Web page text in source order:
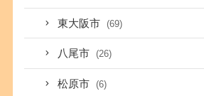
東大阪市 (69)
八尾市 (26)
松原市 (6)